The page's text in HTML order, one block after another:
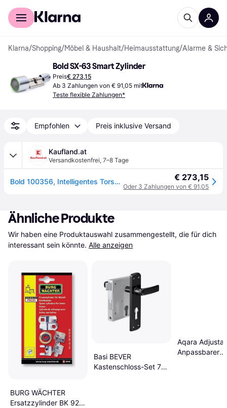
Für Shopper
Klarna/Shopping/Möbel & Haushalt/Heimausstattung/Alarme &
Bold SX-63 Smart Zylinder
Preis€ 273,15
Ab 3 Zahlungen von € 91,05 mit
Teste flexible Zahlungen*
Empfohlen Preis inklusive Versand
Kaufland.at
Versandkostenfrei, 7–8 Tage
Bold 100356, Intelligentes Torschloss, Bluetooth, Code, Ohne Schlüssel, Edelstahl, Android, iOS, 2 Jahr(e) € 273,15
Oder 3 Zahlungen von € 91,05
Ähnliche Produkte
Wir haben eine Produktauswahl zusammengestellt, die für dich
interessant sein könnte. Alle anzeigen
BURG WÄCHTER
Ersatzzylinder BK 92
Basi BEVER
Kastenschloss-Set 79
Aqara
Anpassbarer